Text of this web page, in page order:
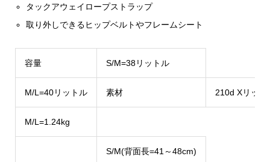
タックアウェイロープストラップ
取り外しできるヒップベルトやフレームシート
容量 S/M=38リットル
M/L=40リットル 素材 210d Xリッ
M/L=1.24kg
S/M(背面長=41～48cm)